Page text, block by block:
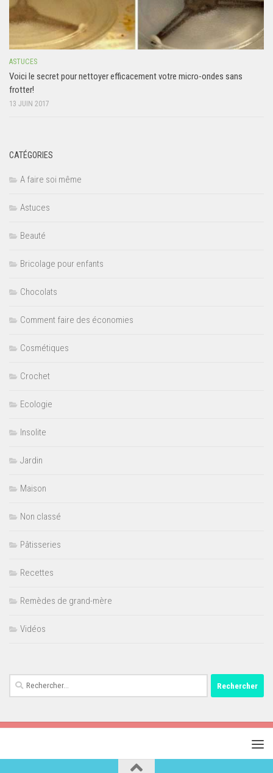
ASTUCES
Voici le secret pour nettoyer efficacement votre micro-ondes sans
frotter!
13 JUIN 2017
CATÉGORIES
A faire soi même
Astuces
Beauté
Bricolage pour enfants
Chocolats
Comment faire des économies
Cosmétiques
Crochet
Ecologie
Insolite
Jardin
Maison
Non classé
Pâtisseries
Recettes
Remèdes de grand-mère
Vidéos
Rechercher :